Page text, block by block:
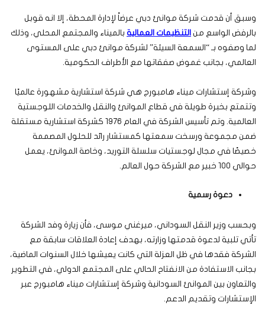
وسبق أن قدمت شركة موانئ دبي عرضاً لإدارة المحطة، إلا انه قوبل
بالرفض الواسع من التنظيمات العمالية بالميناء والمجتمع المحلي، وذلك
لما وصفوه بـ “السمعة السيئة” لشركة موانئ دبي على المستوى
العالمي، بجانب غموض صفقاتها مع الأطراف الحكومية.
وشركة إستشارات ميناء هامبورج هي شركة استشارية مشهورة عالميًا
وتتمتع بخبرة طويلة في قطاع الموانئ والنقل والخدمات اللوجستية
العالمية. وتم تأسيس الشركة في العام 1976 كشركة استشارية مستقلة
ضمن مجموعة ورسخت سمعتها كمستشار رائد للحلول المصممة
خصيصًا في مجال لوجستيات سلسلة التوريد، وخاصة الموانئ، يعمل
حوالي 100 خبير مع الشركة حول العالم.
دعوة رسمية
وبحسب وزير النقل السوداني، ميرغني موسى، فأن زيارة وفد الشركة
تأتي تلبية لدعوة قدمتها وزارته، بهدف إعادة العلاقات سابقة مع
الشركة فقدها في ظل العزلة التي كانت يعيشها خلال السنوات الماضية،
بجانب الاستفادة من الانفتاح الحالي على المجتمع الدولي، في التطوير
والتعاون بين الموانئ السودانية وشركة إستشارات ميناء هامبورج عبر
الإستشارات وتقديم الدعم.